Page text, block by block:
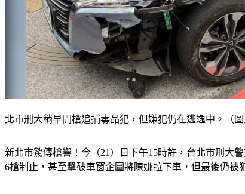
北市刑大稍早開槍追捕毒品犯，但嫌犯仍在逃逸中。（圖
新北市驚傳槍響！今（21）日下午15時許，台北市刑大
6槍制止，甚至擊破車窗企圖將陳嫌拉下車，但最後仍被